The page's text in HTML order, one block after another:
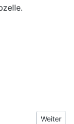
Nächster
Weiter